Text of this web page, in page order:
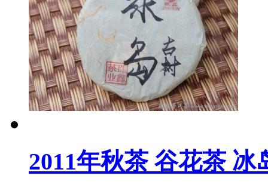
2011年秋茶 谷花茶 冰